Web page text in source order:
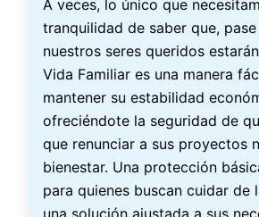
A veces, lo único que
tranquilidad de saber que,
nuestros seres queridos
Vida Familiar es una manera
mantener su estabilidad
ofreciéndote la seguridad de
que renunciar a sus proyectos
bienestar. Una protección
para quienes buscan cuidar de
una solución ajustada a sus